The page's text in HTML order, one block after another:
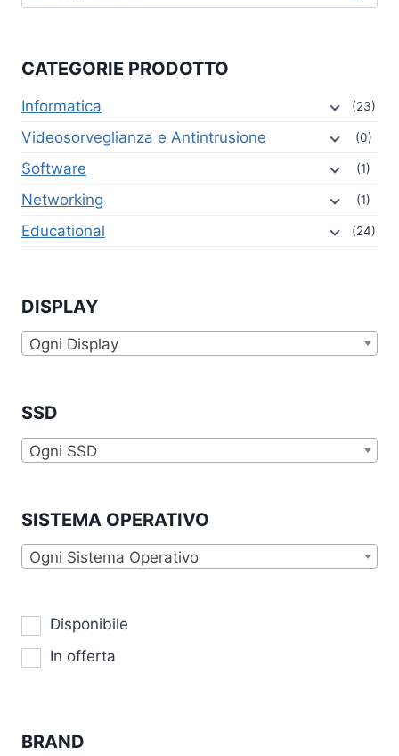
CATEGORIE PRODOTTO
Informatica (23)
Videosorveglianza e Antintrusione (0)
Software (1)
Networking (1)
Educational (24)
DISPLAY
Ogni Display
SSD
Ogni SSD
SISTEMA OPERATIVO
Ogni Sistema Operativo
Disponibile
In offerta
BRAND